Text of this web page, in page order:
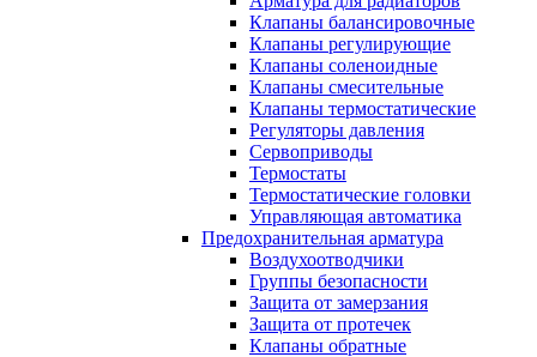
Клапаны балансировочные
Клапаны регулирующие
Клапаны соленоидные
Клапаны смесительные
Клапаны термостатические
Регуляторы давления
Сервоприводы
Термостаты
Термостатические головки
Управляющая автоматика
Предохранительная арматура
Воздухоотводчики
Группы безопасности
Защита от замерзания
Защита от протечек
Клапаны обратные